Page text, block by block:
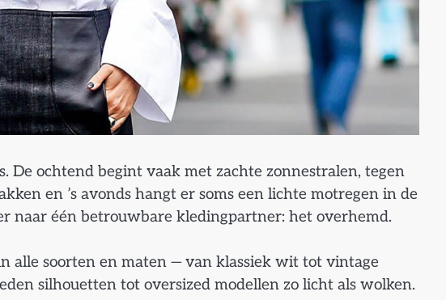
ochtend begint vaak met zachte zonnestralen, tegen
en ’s avonds hangt er soms een lichte motregen in de
naar één betrouwbare kledingpartner: het overhemd.
alle soorten en maten — van klassiek wit tot vintage
silhouetten tot oversized modellen zo licht als wolken.